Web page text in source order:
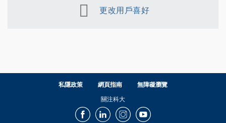
更改用戶喜好
私隱政策 網頁指南 無障礙瀏覽
關注科大
FacebookLinkedInInstagramYoutube